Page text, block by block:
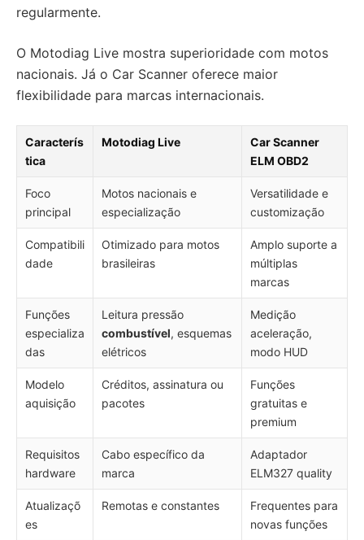
regularmente.
O Motodiag Live mostra superioridade com motos
nacionais. Já o Car Scanner oferece maior
flexibilidade para marcas internacionais.
Caracterís
tica
Motodiag Live
Car Scanner
ELM OBD2
Foco
principal
Motos nacionais e
especialização
Versatilidade e
customização
Compatibili
dade
Otimizado para motos
brasileiras
Amplo suporte a
múltiplas
marcas
Funções
especializa
das
Leitura pressão
combustível, esquemas
elétricos
Medição
aceleração,
modo HUD
Modelo
aquisição
Créditos, assinatura ou
pacotes
Funções
gratuitas e
premium
Requisitos
hardware
Cabo específico da
marca
Adaptador
ELM327 quality
Atualizaçõ
es
Remotas e constantes
Frequentes para
novas funções